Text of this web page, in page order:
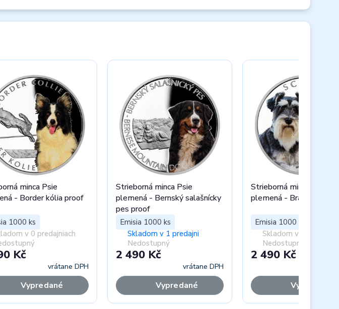
minca Psie
- Border kólia proof
1000 ks
v 0 predajniach
Kč
vrátane DPH
Vypredané
Strieborná minca Psie
plemená - Bernský salašnícky
pes proof
Emisia 1000 ks
Skladom v 1 predajni
Nedostupný
2 490 Kč
vrátane DPH
Vypredané
Strieborná minca Psie
plemená - Bradáč proof
Emisia 1000 ks
Skladom v 0
Nedostupný
2 490 Kč
Vypredané